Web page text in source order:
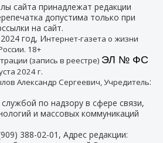
сайта принадлежат редакции
допустима только при
на сайт.
год, Интернет-газета о жизни
18+
(запись в реестре) ЭЛ № ФС
2024 г.
Александр Сергеевич, Учредитель:
по надзору в сфере связи,
и массовых коммуникаций
388-02-01 , Адрес редакции: